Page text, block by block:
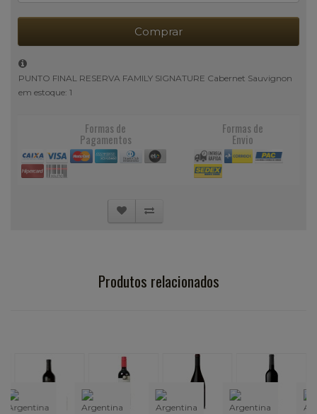
Comprar
PUNTO FINAL RESERVA FAMILY SIGNATURE Cabernet Sauvignon
em estoque: 1
Formas de
Pagamentos
Formas de
Envio
Produtos relacionados